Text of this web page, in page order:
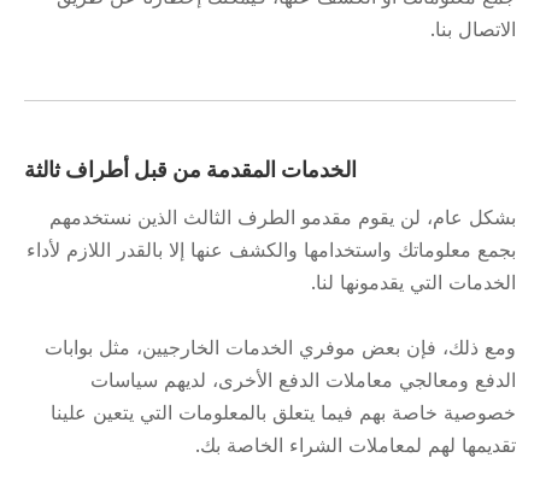
الاتصال بنا.
الخدمات المقدمة من قبل أطراف ثالثة
بشكل عام، لن يقوم مقدمو الطرف الثالث الذين نستخدمهم
بجمع معلوماتك واستخدامها والكشف عنها إلا بالقدر اللازم لأداء
الخدمات التي يقدمونها لنا.
ومع ذلك، فإن بعض موفري الخدمات الخارجيين، مثل بوابات
الدفع ومعالجي معاملات الدفع الأخرى، لديهم سياسات
خصوصية خاصة بهم فيما يتعلق بالمعلومات التي يتعين علينا
تقديمها لهم لمعاملات الشراء الخاصة بك.